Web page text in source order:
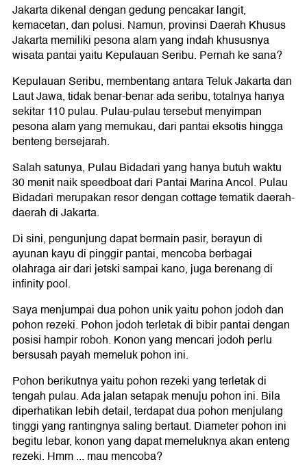
Jakarta dikenal dengan gedung pencakar langit,
kemacetan, dan polusi. Namun, provinsi Daerah Khusus
Jakarta memiliki pesona alam yang indah khususnya
wisata pantai yaitu Kepulauan Seribu. Pernah ke sana?
Kepulauan Seribu, membentang antara Teluk Jakarta dan
Laut Jawa, tidak benar-benar ada seribu, totalnya hanya
sekitar 110 pulau. Pulau-pulau tersebut menyimpan
pesona alam yang memukau, dari pantai eksotis hingga
benteng bersejarah.
Salah satunya, Pulau Bidadari yang hanya butuh waktu
30 menit naik speedboat dari Pantai Marina Ancol. Pulau
Bidadari merupakan resor dengan cottage tematik daerah-
daerah di Jakarta.
Di sini, pengunjung dapat bermain pasir, berayun di
ayunan kayu di pinggir pantai, mencoba berbagai
olahraga air dari jetski sampai kano, juga berenang di
infinity pool.
Saya menjumpai dua pohon unik yaitu pohon jodoh dan
pohon rezeki. Pohon jodoh terletak di bibir pantai dengan
posisi hampir roboh. Konon yang mencari jodoh perlu
bersusah payah memeluk pohon ini.
Pohon berikutnya yaitu pohon rezeki yang terletak di
tengah pulau. Ada jalan setapak menuju pohon ini. Bila
diperhatikan lebih detail, terdapat dua pohon menjulang
tinggi yang rantingnya saling bertaut. Diameter pohon ini
begitu lebar, konon yang dapat memeluknya akan enteng
rezeki. Hmm ... mau mencoba?